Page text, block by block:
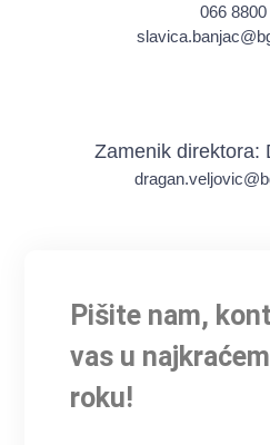
066
Zamenik direktora:
Pišite nam,
vas u
roku!